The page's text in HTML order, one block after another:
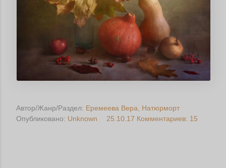
Автор/Жанр/Раздел: Еремеева Вера Натюрморт
Опубликовано: Unknown 25.10.17 Комментариев: 15